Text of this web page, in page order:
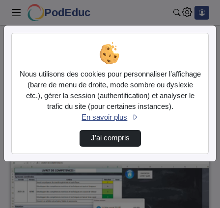
PodEduc
69550 vidéos trouvées
Audio Vidéo
Direction de tri
Nous utilisons des cookies pour personnaliser l’affichage
(barre de menu de droite, mode sombre ou dyslexie
etc.), gérer la session (authentification) et analyser le
trafic du site (pour certaines instances).
En savoir plus
J’ai compris